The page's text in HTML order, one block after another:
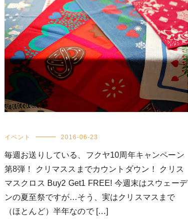
イベント 2016-06-23
毎週お送りしている、フクヤ10周年キャンペーン
第8弾！ クリマススまでカウントダウン！ クリス
マスクロス Buy2 Get1 FREE! 今週末はスウェーデ
ンの夏至祭ですが…そう、実はクリスマスまで
（ほとんど）半年なので […]